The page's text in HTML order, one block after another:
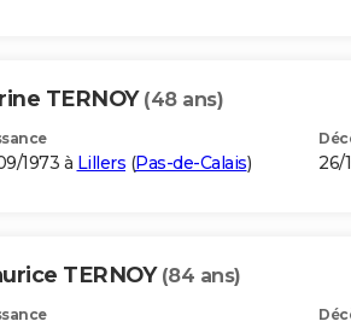
TERNOY (48 ans)
1973 à Lillers (Pas-de-Calais) 26/
TERNOY (84 ans)